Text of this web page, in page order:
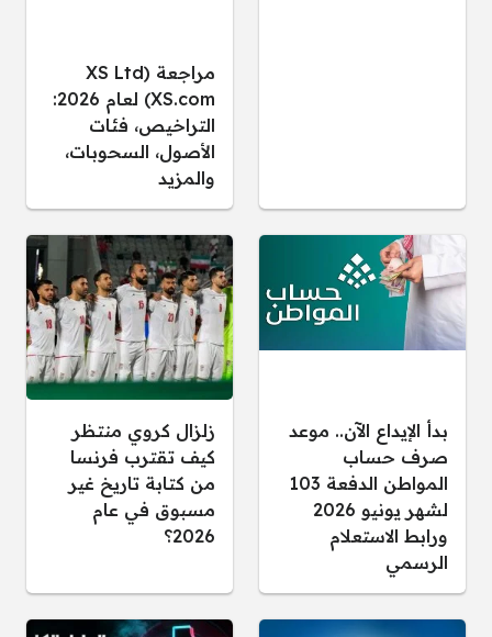
مراجعة (XS Ltd
(XS.com لعام 2026:
التراخيص، فئات
الأصول، السحوبات،
والمزيد
بدأ الإيداع الآن.. موعد
صرف حساب
المواطن الدفعة 103
لشهر يونيو 2026
ورابط الاستعلام
الرسمي
زلزال كروي منتظر
كيف تقترب فرنسا
من كتابة تاريخ غير
مسبوق في عام
2026؟